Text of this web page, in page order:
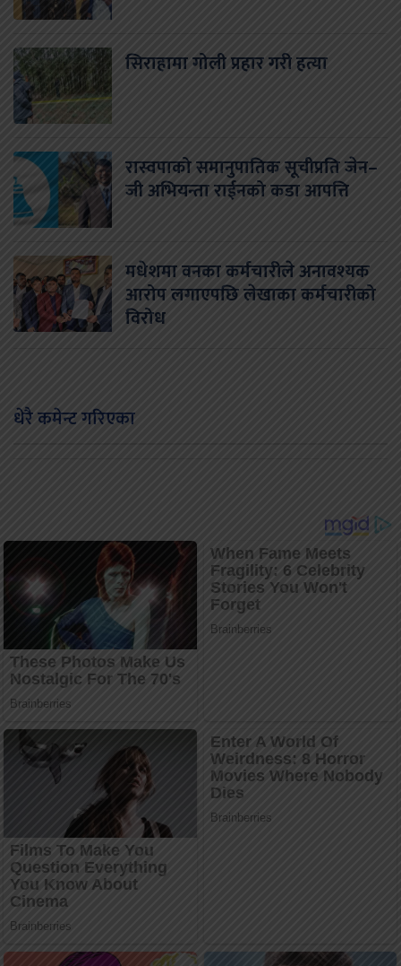
सिराहामा गोली प्रहार गरी हत्या
रास्वपाको समानुपातिक सूचीप्रति जेन–
जी अभियन्ता राईनको कडा आपत्ति
मधेशमा वनका कर्मचारीले अनावश्यक
आरोप लगाएपछि लेखाका कर्मचारीको
विरोध
धेरै कमेन्ट गरिएका